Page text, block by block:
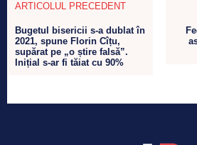
ARTICOLUL PRECEDENT
Bugetul bisericii s-a dublat în
2021, spune Florin Cîțu,
supărat pe „o știre falsă”.
Inițial s-ar fi tăiat cu 90%